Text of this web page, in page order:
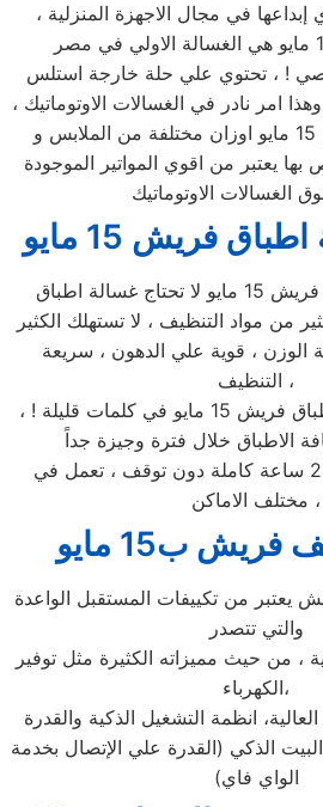
ومدي إبداعها في مجال الاجهزة المنزلية ،
تحصي ! ، تحتوي علي حلة خارجة استلس
امر نادر في الغسالات الاوتوماتيك ،
بها يعتبر من اقوي المواتير الموجودة
فريش 15 مايو
صيانة غسالة اطباق فريش 15 مايو لا تحتاج غسالة اطباق
الكثير من مواد التنظيف ، لا تستهلك الكثير
الوزن ، قوية علي الدهون ، سريعة
التنظيف ،
هذا ما يصف غسالة اطباق فريش 15 مايو في كلمات قليلة ! ،
يمكنها العمل لمدة 24 ساعة كاملة دون توقف ، تعمل في
مختلف الاماكن ،
ب15 مايو
يعتبر من تكييفات المستقبل الواعدة
والتي تتصدر
، من حيث مميزاته الكثيرة مثل توفير
الكهرباء،
انظمة التشغيل الذكية والقدرة
الذكي (القدرة علي الإتصال بخدمة
الواي فاي)